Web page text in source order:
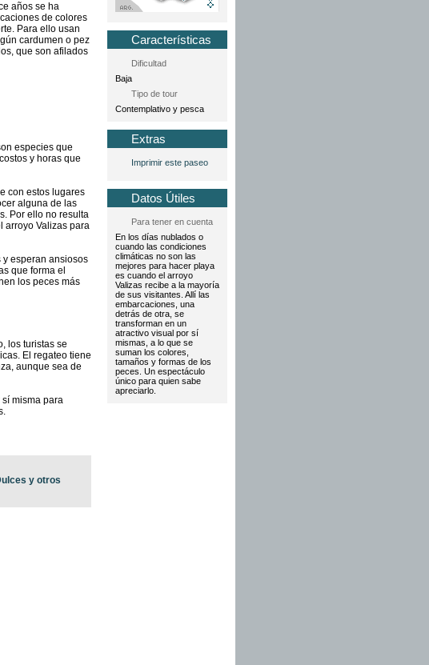
años se ha
de colores
Para ello usan
cardumen o pez
que son afilados
especies que
y horas que
con estos lugares
alguna de las
Por ello no resulta
arroyo Valizas para
y esperan ansiosos
que forma el
los peces más
los turistas se
El regateo tiene
aunque sea de
misma para
y otros
Características
Dificultad
Baja
Tipo de tour
Contemplativo y pesca
Extras
Imprimir este paseo
Datos Útiles
Para tener en cuenta
En los días nublados o
cuando las condiciones
climáticas no son las
mejores para hacer playa
es cuando el arroyo
Valizas recibe a la mayoría
de sus visitantes. Allí las
embarcaciones, una
detrás de otra, se
transforman en un
atractivo visual por sí
mismas, a lo que se
suman los colores,
tamaños y formas de los
peces. Un espectáculo
único para quien sabe
apreciarlo.